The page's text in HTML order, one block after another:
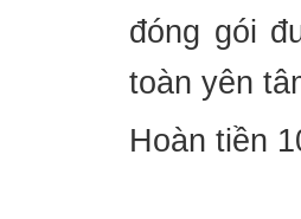
đóng gói
toàn yên
Hoàn tiền